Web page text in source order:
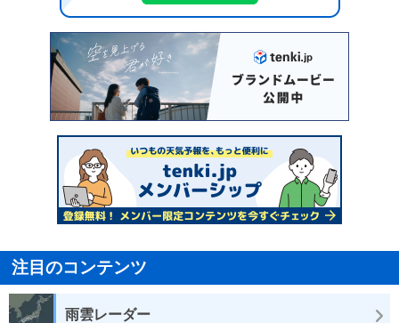
注目のコンテンツ
雨雲レーダー